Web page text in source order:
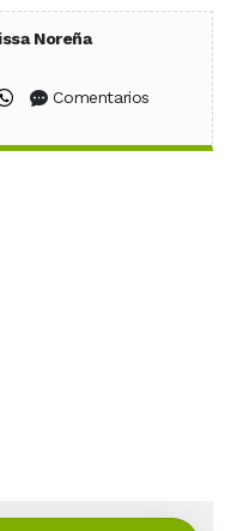
Noreña
en Facebook
en X (Twitter)
Compartir en WhatsApp
Comentarios